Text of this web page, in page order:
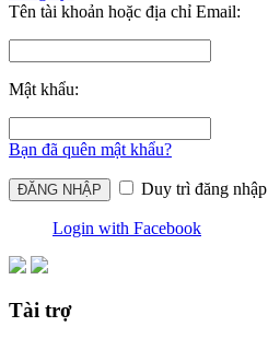
Tên tài khoản hoặc địa chỉ Email:
Mật khẩu:
Bạn đã quên mật khẩu?
Duy trì đăng nhập
Login with Facebook
Tài trợ